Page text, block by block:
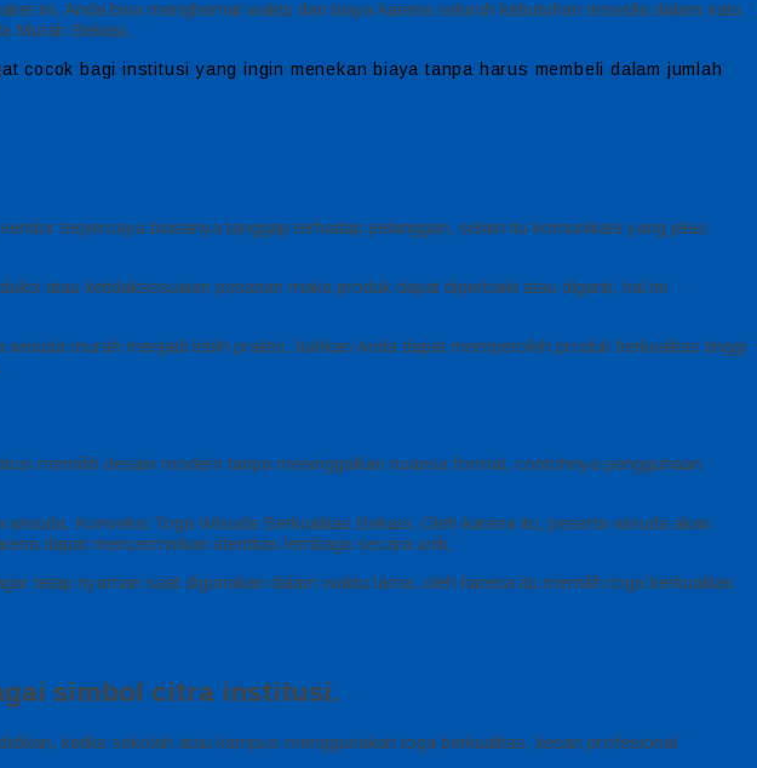
ini, Anda bisa menghemat waktu dan biaya karena seluruh kebutuhan tersedia dalam satu
Murah Bekasi,
cocok bagi institusi yang ingin menekan biaya tanpa harus membeli dalam jumlah
terpercaya biasanya tanggap terhadap pelanggan, selain itu komunikasi yang jelas
atau ketidaksesuaian pesanan maka produk dapat diperbaiki atau diganti, hal ini
murah menjadi lebih praktis, bahkan Anda dapat memperoleh produk berkualitas tinggi
memilih desain modern tanpa meninggalkan nuansa formal, contohnya penggunaan
Konveksi Toga Wisuda Berkualitas Bekasi, Oleh karena itu, peserta wisuda akan
dapat mencerminkan identitas lembaga secara unik.
tetap nyaman saat digunakan dalam waktu lama, oleh karena itu memilih toga berkualitas
simbol citra institusi.
ketika sekolah atau kampus menggunakan toga berkualitas, kesan profesional